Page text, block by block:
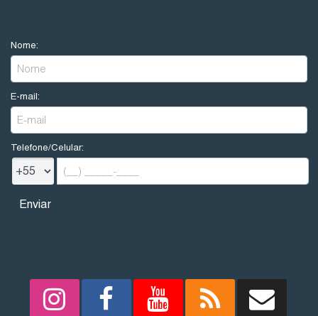
Nome:
E-mail:
Telefone/Celular: